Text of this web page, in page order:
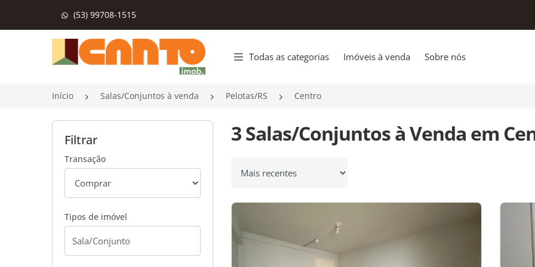
(53) 99708-1515
Página inicial
Todas as categorias Imóveis à venda Sobre nós
Início Salas/Conjuntos à venda Pelotas/RS Centro
Filtrar
Transação
Tipos de imóvel
3 Salas/Conjuntos à Venda em
Ordenar por